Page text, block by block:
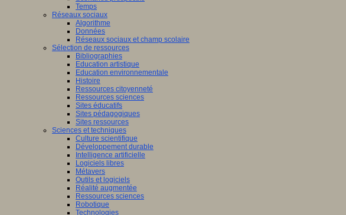
Temps
Réseaux sociaux
Algorithme
Données
Réseaux sociaux et champ scolaire
Sélection de ressources
Bibliographies
Education artistique
Education environnementale
Histoire
Ressources citoyenneté
Ressources sciences
Sites éducatifs
Sites pédagogiques
Sites ressources
Sciences et techniques
Culture scientifique
Développement durable
Intelligence artificielle
Logiciels libres
Métavers
Outils et logiciels
Réalité augmentée
Ressources sciences
Robotique
Technologies